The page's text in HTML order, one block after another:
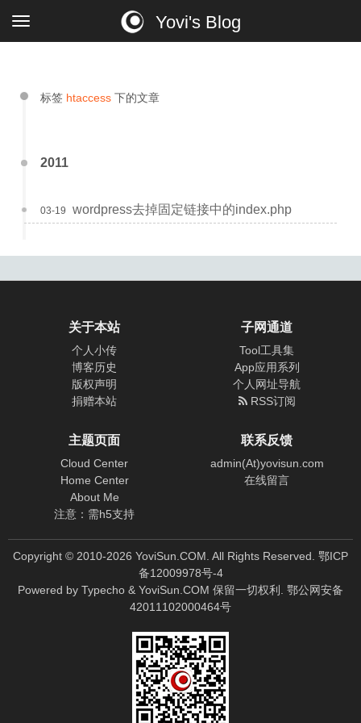
Yovi's Blog
标签 htaccess 下的文章
2011
wordpress去掉固定链接中的index.php
03-19
关于本站
个人小传
博客历史
版权声明
捐赠本站
子网通道
Tool工具集
App应用系列
个人网址导航
RSS订阅
主题页面
Cloud Center
Home Center
About Me
注意：需h5支持
联系反馈
admin(At)yovisun.com
在线留言
Copyright © 2010-2026 YoviSun.COM. All Rights Reserved. 鄂ICP
备12009978号-4
Powered by Typecho & YoviSun.COM 保留一切权利. 鄂公网安备
42011102000464号